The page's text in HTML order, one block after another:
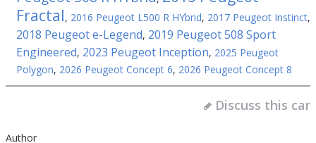
Fractal, 2016 Peugeot L500 R HYbrid, 2017 Peugeot Instinct,
2018 Peugeot e-Legend, 2019 Peugeot 508 Sport
Engineered, 2023 Peugeot Inception, 2025 Peugeot
Polygon, 2026 Peugeot Concept 6, 2026 Peugeot Concept 8
Discuss this car
Author